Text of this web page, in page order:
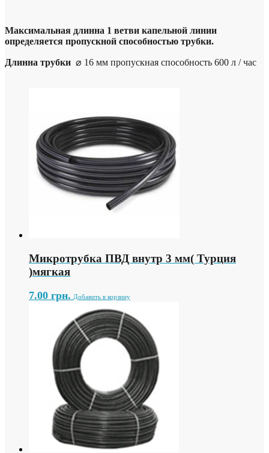
Максимальная длинна 1 ветви капельной линии
определяется пропускной способностью трубки.
Длинна трубки ⌀ 16 мм пропускная способность 600 л / час
Микротрубка ПВД внутр 3 мм( Турция
)мягкая
7.00 грн. Добавить в корзину